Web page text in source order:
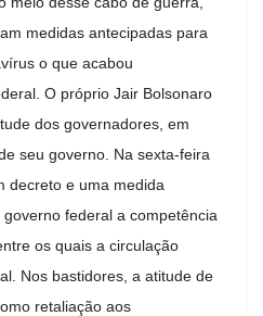
medidas antecipadas para
o que acabou
O próprio Jair Bolsonaro
dos governadores, em
seu governo. Na sexta-feira
decreto e uma medida
federal a competência
os quais a circulação
Nos bastidores, a atitude de
retaliação aos